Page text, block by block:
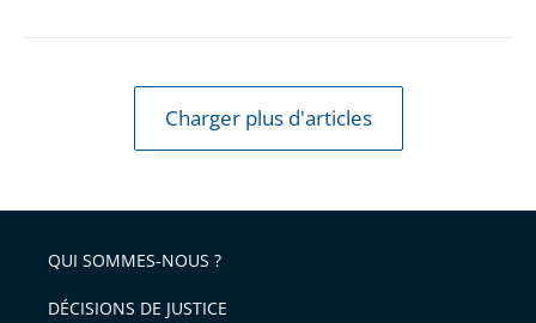
Charger plus d'articles
QUI SOMMES-NOUS ?
DÉCISIONS DE JUSTICE